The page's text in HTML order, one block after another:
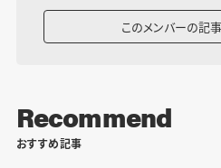
このメンバーの記
Recommend
おすすめ記事